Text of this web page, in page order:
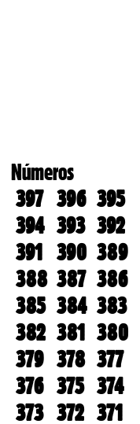
Números
397 396 395
394 393 392
391 390 389
388 387 386
385 384 383
382 381 380
379 378 377
376 375 374
373 372 371